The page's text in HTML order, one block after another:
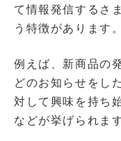
て情報発信するさ
う特徴があります。
例えば、新商品の
どのお知らせをし
対して興味を持ち
などが挙げられます